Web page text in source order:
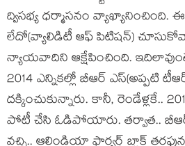
ద్విస‌భ్య ధ‌ర్మాస‌నం వ్యాఖ్యానించింది.
లేదో(వ్యాలిడిటీ ఆఫ్ పిటిష‌న్‌)
న్యాయ‌వాదిని ఆక్షేపించింది.
2014 ఎన్నిక‌ల్లో బీఆర్ ఎస్‌(అప్ప‌టి
ద‌క్కించుకున్నారు. కానీ, రెండేళ్ల‌కే..
పోటీ చేసి ఓడిపోయారు. త‌ర్వాత‌..